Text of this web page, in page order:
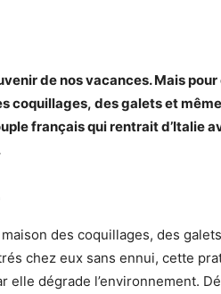
de nos vacances. Mais
coquillages, des galets et
français qui rentrait d’Italie
des coquillages, des
chez eux sans ennui, cette
dégrade l’environnement.